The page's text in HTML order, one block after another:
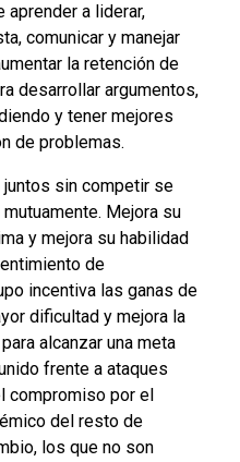
a liderar,
comunicar y manejar
la retención de
desarrollar argumentos,
y tener mejores
de problemas.
juntos sin competir se
Mejora su
y mejora su habilidad
de
incentiva las ganas de
dificultad y mejora la
alcanzar una meta
frente a ataques
compromiso por el
del resto de
los que no son